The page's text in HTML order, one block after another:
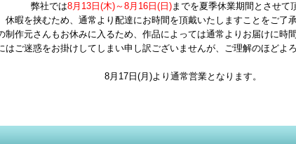
弊社では8月13日(木)～8月16日(日)までを夏季休業期間とさせて
休暇を挟むため、通常より配達にお時間を頂戴いたしますことをご了承
制作元さんもお休みに入るため、作品によっては通常よりお届けに時
はご迷惑をお掛けしてしまい申し訳ございませんが、ご理解のほどよ
8月17日(月)より通常営業となります。